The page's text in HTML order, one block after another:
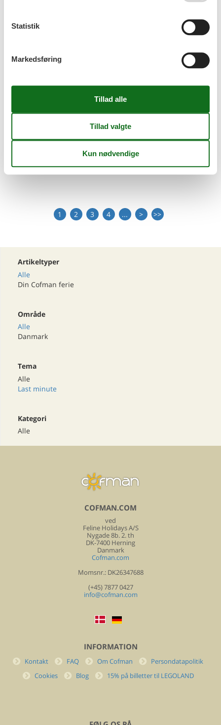
Luksus ferie med børn i Danmark
1 2 3 4 ... > >>
Artikeltyper
Alle
Din Cofman ferie
Område
Alle
Danmark
Tema
Alle
Last minute
Kategori
Alle
COFMAN.COM
ved
Feline Holidays A/S
Nygade 8b. 2. th
DK-7400 Herning
Danmark
Cofman.com
Momsnr.: DK26347688
(+45) 7877 0427
info@cofman.com
INFORMATION
Kontakt FAQ Om Cofman
Persondatapolitik
Cookies
Blog 15% på billetter til LEGOLAND
Statistik
Markedsføring